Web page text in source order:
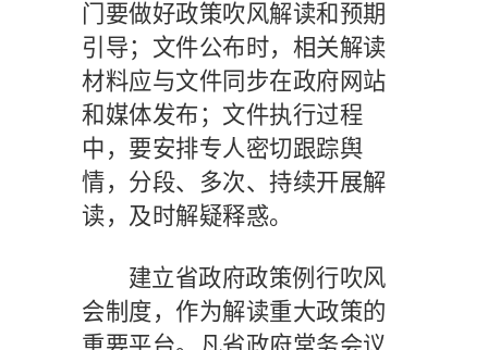
门要做好政策吹风解读和预期
引导；文件公布时，相关解读
材料应与文件同步在政府网站
和媒体发布；文件执行过程
中，要安排专人密切跟踪舆
情，分段、多次、持续开展解
读，及时解疑释惑。
建立省政府政策例行吹风
会制度，作为解读重大政策的